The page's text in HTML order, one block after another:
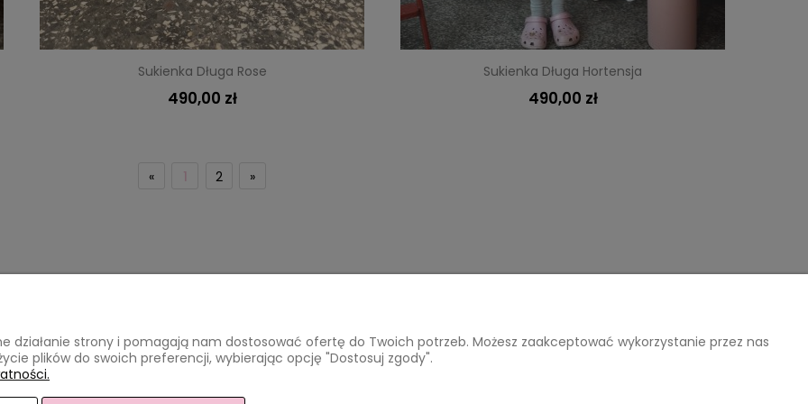
Sukienka Długa Rose
490,00 zł
Sukienka Długa Hortensja
490,00 zł
« 1 2 »
Formy płatności
Czas i koszty dostawy
Regulaminy
Polityka prywatności
KONTAKT
działanie strony i pomagają nam dostosować ofertę do Twoich potrzeb. Możesz zaakceptować wykorzystanie przez nas
plików do swoich preferencji, wybierając opcję "Dostosuj zgody".